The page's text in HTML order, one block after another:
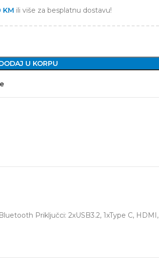
KM ili više za besplatnu dostavu!
U KORPU
Priključci: 2xUSB3.2, 1xType C, HDMI,